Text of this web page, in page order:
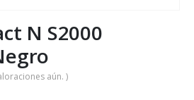
N S2000
aún. )